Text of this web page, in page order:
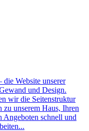
die Website unserer
und Design.
wir die Seitenstruktur
zu unserem Haus, Ihren
Angeboten schnell und